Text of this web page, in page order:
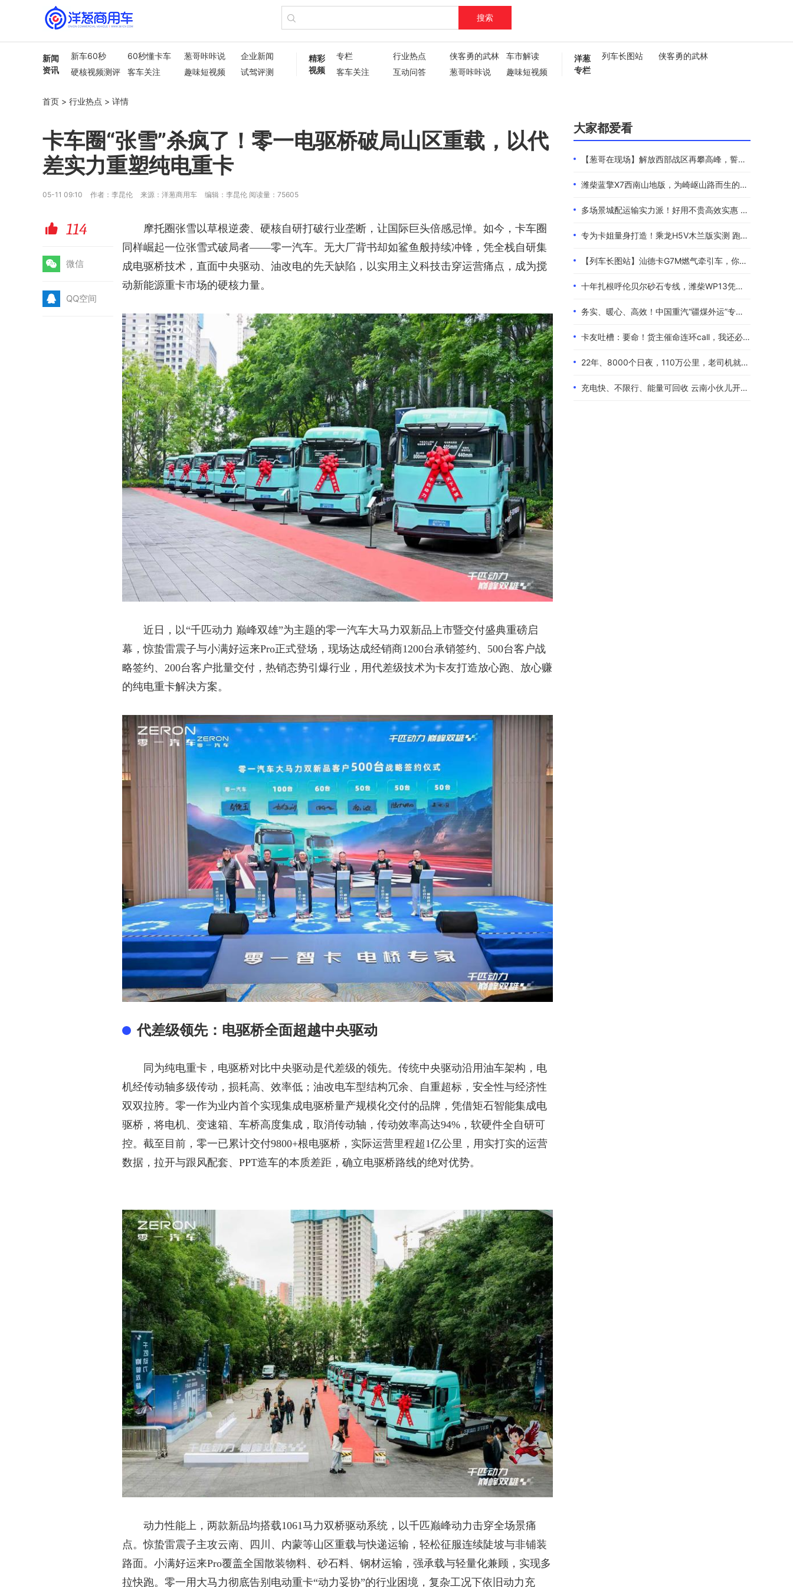
搜索
新闻
资讯
新车60秒 60秒懂卡车 葱哥咔咔说
企业新闻
硬核视频测评
客车关注 趣味短视频
试驾评测
精彩
视频
专栏 行业热点 侠客勇的武林
车市解读
客车关注
互动问答 葱哥咔咔说
趣味短视频
洋葱
专栏
列车长图站 侠客勇的武林
首页 > 行业热点 > 详情
卡车圈“张雪”杀疯了！零一电驱桥破局山区重载，以代
差实力重塑纯电重卡
05-11 09:10 作者：李昆伦 来源：洋葱商用车 编辑：李昆伦 阅读量：75605
赞 114
微 微信
Q QQ空间
摩托圈张雪以草根逆袭、硬核自研打破行业垄断，让国际巨头倍感忌惮。如今，卡车圈
同样崛起一位张雪式破局者——零一汽车。无大厂背书却如鲨鱼般持续冲锋，凭全栈自研集
成电驱桥技术，直面中央驱动、油改电的先天缺陷，以实用主义科技击穿运营痛点，成为搅
动新能源重卡市场的硬核力量。
近日，以“千匹动力 巅峰双雄”为主题的零一汽车大马力双新品上市暨交付盛典重磅启
幕，惊蛰雷震子与小满好运来Pro正式登场， 现场达成经销商1200台承销签约、 500台客户战
略签约、200台客户批量交付 ， 热销态势引爆行业 ，用代差级技术为卡友打造放心跑、放心赚
的纯电重卡解决方案。
代差级领先：电驱桥全面超越中央驱动
同为纯电重卡， 电驱桥对比中央驱动是代差级的领先。传统中央驱动沿用油车架构，电
机经传动轴多级传动，损耗高、效率低；油改电车型结构冗余、自重超标，安全性与经济性
双双拉胯。零一作为业内首个实现集成电驱桥量产规模化交付的品牌，凭借矩石智能集成电
驱桥，将电机、变速箱、车桥高度集成，取消传动轴，传动效率高达94%，软硬件全自研可
控。截至目前， 零一已累计交付9800+根电驱桥 ，实际运营里程超1亿公里，用实打实的运营
数据，拉开与跟风配套、PPT造车的本质差距，确立电驱桥路线的绝对优势。
动力性能上，两款新品均搭载1061马力双桥驱动系统，以千匹巅峰动力击穿全场景痛
点。惊蛰雷震子主攻云南、四川、内蒙等山区重载与快递运输，轻松征服连续陡坡与非铺装
路面。小满好运来Pro覆盖全国散装物料、砂石料、钢材运输，强承载与轻量化兼顾，实现多
拉快跑。零一用大马力彻底告别电动重卡“动力妥协”的行业困境，复杂工况下依旧动力充
大家都爱看
【葱哥在现场】解放西部战区再攀高峰，誓夺全年4.4万辆
潍柴蓝擎X7西南山地版，为崎岖山路而生的高效物流伙伴
多场景城配运输实力派！好用不贵高效实惠 101度4米2选蓝擎EHMAX
专为卡姐量身打造！乘龙H5V木兰版实测 跑长途的糟心事全都解决了
【列车长图站】汕德卡G7M燃气牵引车，你是来“搅局”的吧？
十年扎根呼伦贝尔砂石专线，潍柴WP13凭硬核实力伴80后卡友创收增收
务实、暖心、高效！中国重汽“疆煤外运”专属服务政策体验报告
卡友吐槽：要命！货主催命连环call，我还必须四小时歇一次！
22年、8000个日夜，110万公里，老司机就是偏爱中国重汽！
充电快、不限行、能量可回收 云南小伙儿开着现代泓图EV放心跑烂路